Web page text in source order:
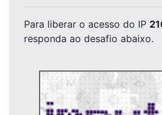
Para liberar o acesso do IP
responda ao desafio abaixo.